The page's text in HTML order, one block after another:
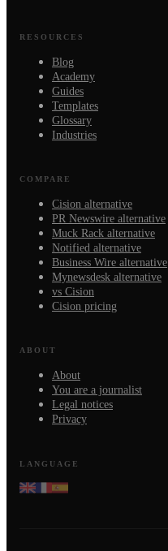
RESOURCES
Blog
Academy
Guides
Templates
Glossary
Industries
COMPARE
Cision alternative
PR Newswire alternative
Muck Rack alternative
Notified alternative
Business Wire alternative
Mynewsdesk alternative
vs Cision
Cision pricing
ABOUT
About
You are a journalist
Legal notices
Privacy
LANGUAGE